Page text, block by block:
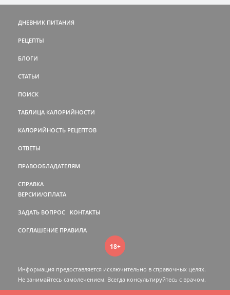
ДНЕВНИК ПИТАНИЯ
РЕЦЕПТЫ
БЛОГИ
СТАТЬИ
ПОИСК
ТАБЛИЦА КАЛОРИЙНОСТИ
КАЛОРИЙНОСТЬ РЕЦЕПТОВ
ОТВЕТЫ
ПРАВООБЛАДАТЕЛЯМ
СПРАВКА
ВЕРСИИ/ОПЛАТА
ЗАДАТЬ ВОПРОС КОНТАКТЫ
СОГЛАШЕНИЕ ПРАВИЛА
18+
Информация предоставляется исключительно в справочных целях.
Не занимайтесь самолечением. Всегда консультируйтесь c врачом.